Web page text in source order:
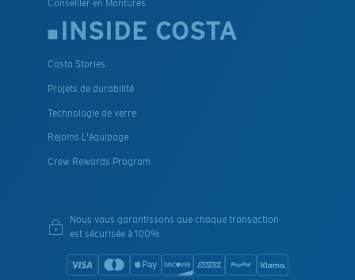
Conseiller en Montures
INSIDE COSTA
Costa Stories
Projets de durabilité
Technologie de verre
Rejoins L'équipage
Crew Rewards Program
Nous vous garantissons que chaque transaction
est sécurisée à 100%